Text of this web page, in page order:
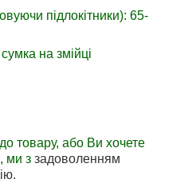
підлокітники): 65-
на змійці
товару, або Ви хочете
ми з задоволенням